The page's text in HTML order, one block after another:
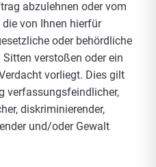
abzulehnen oder vom
von Ihnen hierfür
oder behördliche
verstoßen oder ein
vorliegt. Dies gilt
verfassungsfeindlicher,
diskriminierender,
und/oder Gewalt